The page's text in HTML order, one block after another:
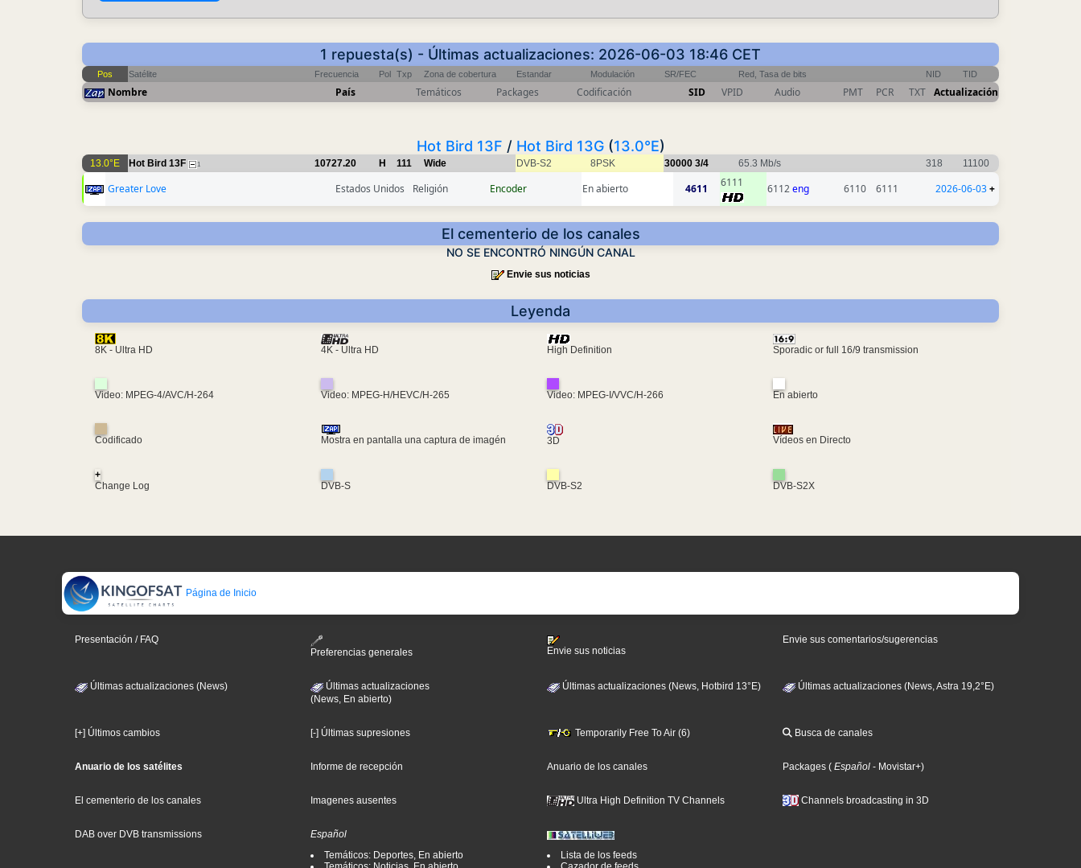
1 repuesta(s) - Últimas actualizaciones: 2026-06-03 18:46 CET
Pos Satélite Frecuencia Pol Txp Zona de cobertura Estandar Modulación SR/FEC Red, Tasa de bits NID TID
Nombre País Temáticos Packages Codificación SID VPID Audio PMT PCR TXT Actualización
Hot Bird 13F / Hot Bird 13G(13.0°E)
13.0°E Hot Bird 13F 1 10727.20 H 111 Wide DVB-S2 8PSK 30000 3/4 65.3 Mb/s 318 11100
Greater Love Estados Unidos Religión Encoder En abierto 4611 6111 6112eng 6110 6111 2026-06-03+
El cementerio de los canales
NO SE ENCONTRÓ NINGÚN CANAL
Envie sus noticias
Leyenda
8K - Ultra HD 4K - Ultra HD High Definition Sporadic or full 16/9 transmission
Video: MPEG-4/AVC/H-264 Video: MPEG-H/HEVC/H-265 Video: MPEG-I/VVC/H-266 En abierto
Codificado Mostra en pantalla una captura de imagén 3D Vídeos en Directo
+
Change Log
DVB-S DVB-S2 DVB-S2X
Página de Inicio
Presentación / FAQ
Preferencias generales
Envie sus noticias
Envie sus comentarios/sugerencias
Últimas actualizaciones (News)
Últimas actualizaciones
(News, En abierto)
Últimas actualizaciones (News, Hotbird 13°E) Últimas actualizaciones (News, Astra 19,2°E)
[+] Últimos cambios [-] Últimas supresiones Temporarily Free To Air (6) Busca de canales
Anuario de los satélites Informe de recepción Anuario de los canales Packages ( Español - Movistar+)
El cementerio de los canales Imagenes ausentes Ultra High Definition TV Channels Channels broadcasting in 3D
DAB over DVB transmissions
Español
Temáticos: Deportes, En abierto
Lista de los feeds